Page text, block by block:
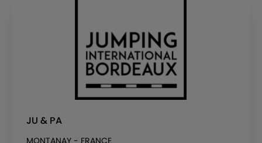
JU & PA
MONTANAY - FRANCE